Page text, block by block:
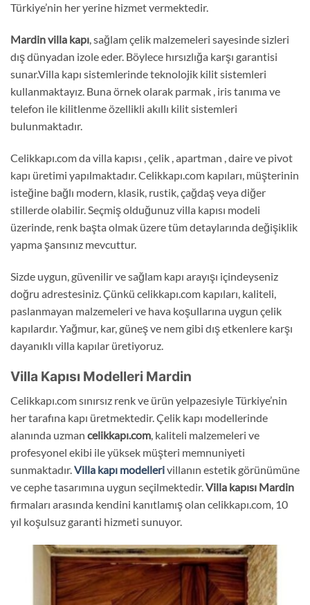
Türkiye’nin her yerine hizmet vermektedir.
Mardinvilla kapı, sağlam çelik malzemeleri sayesinde sizleri
dış dünyadan izole eder. Böylece hırsızlığa karşı garantisi
sunar.Villa kapı sistemlerinde teknolojik kilit sistemleri
kullanmaktayız. Buna örnek olarak parmak , iris tanıma ve
telefon ile kilitlenme özellikli akıllı kilit sistemleri
bulunmaktadır.
Celikkapı.com da villa kapısı , çelik , apartman , daire ve pivot
kapı üretimi yapılmaktadır. Celikkapı.com kapıları, müşterinin
isteğine bağlı modern, klasik, rustik, çağdaş veya diğer
stillerde olabilir. Seçmiş olduğunuz villa kapısı modeli
üzerinde, renk başta olmak üzere tüm detaylarında değişiklik
yapma şansınız mevcuttur.
Sizde uygun, güvenilir ve sağlam kapı arayışı içindeyseniz
doğru adrestesiniz. Çünkü celikkapı.com kapıları, kaliteli,
paslanmayan malzemeleri ve hava koşullarına uygun çelik
kapılardır. Yağmur, kar, güneş ve nem gibi dış etkenlere karşı
dayanıklı villa kapılar üretiyoruz.
Villa Kapısı Modelleri Mardin
Celikkapı.com sınırsız renk ve ürün yelpazesiyle Türkiye’nin
her tarafına kapı üretmektedir. Çelik kapı modellerinde
alanında uzman celikkapı.com, kaliteli malzemeleri ve
profesyonel ekibi ile yüksek müşteri memnuniyeti
sunmaktadır.Villa kapı modellerivillanın estetik görünümüne
ve cephe tasarımına uygun seçilmektedir.Villa kapısı Mardin
firmaları arasında kendini kanıtlamış olan celikkapı.com, 10
yıl koşulsuz garanti hizmeti sunuyor.